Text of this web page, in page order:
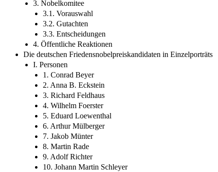
3. Nobelkomitee
3.1. Vorauswahl
3.2. Gutachten
3.3. Entscheidungen
4. Öffentliche Reaktionen
Die deutschen Friedensnobelpreiskandidaten in Einzelporträts
I. Personen
1. Conrad Beyer
2. Anna B. Eckstein
3. Richard Feldhaus
4. Wilhelm Foerster
5. Eduard Loewenthal
6. Arthur Mülberger
7. Jakob Münter
8. Martin Rade
9. Adolf Richter
10. Johann Martin Schleyer